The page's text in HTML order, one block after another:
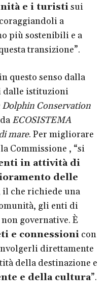
e i turistisui
a
più sostenibili e a
transizione”.
questo senso dalla
dalle istituzioni
Conservation
ECOSISTEMA
mare. Per migliorare
Commissione , “si
in attività di
delle
il che richiede una
gli enti di
governative. È
e connessioni con
direttamente
della destinazione e
e della cultura”.